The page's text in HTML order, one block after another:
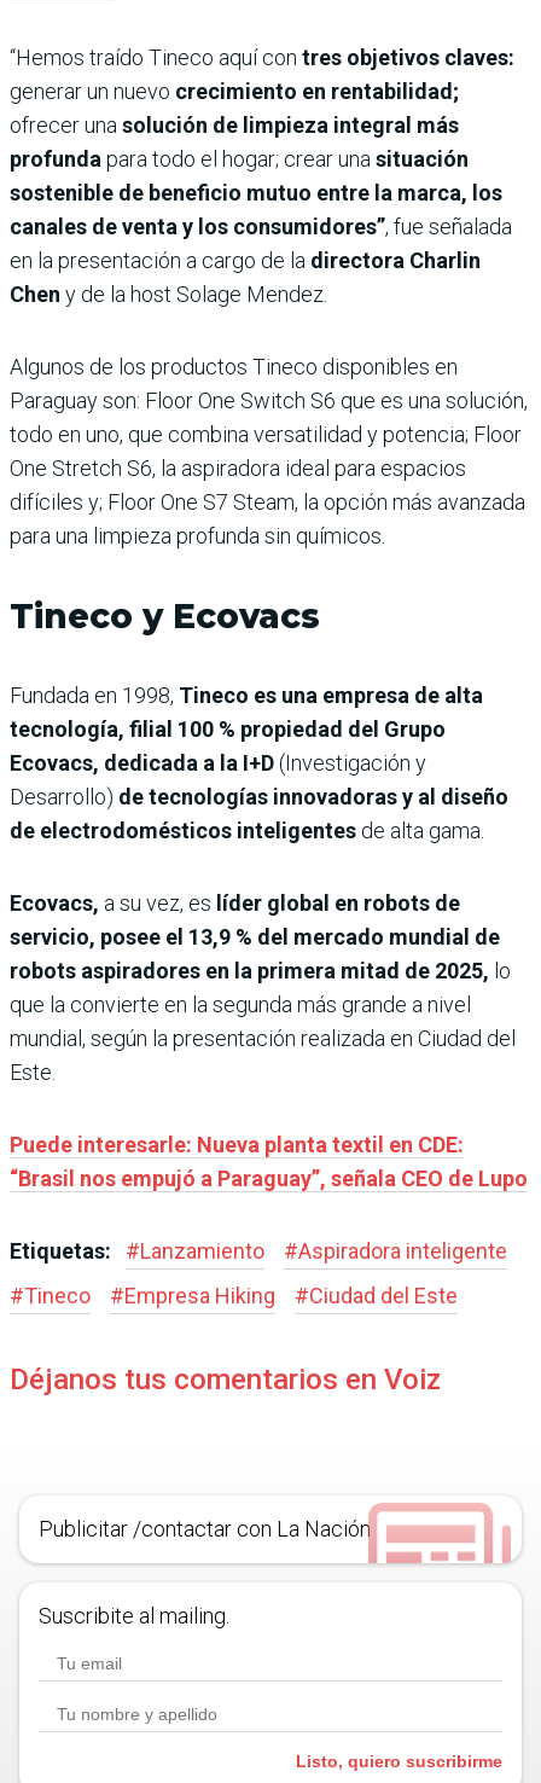
“Hemos traído Tineco aquí con tres objetivos claves:
generar un nuevo crecimiento en rentabilidad;
ofrecer unasolución de limpieza integral más
profundapara todo el hogar; crear unasituación
sostenible de beneficio mutuo entre la marca, los
canales de venta y los consumidores”, fue señalada
en la presentación a cargo de la directora Charlin
Chen y de la host Solage Mendez.
Algunos de los productos Tineco disponibles en
Paraguay son: Floor One Switch S6 que es una solución,
todo en uno, que combina versatilidad y potencia; Floor
One Stretch S6, la aspiradora ideal para espacios
difíciles y; Floor One S7 Steam, la opción más avanzada
para una limpieza profunda sin químicos.
Tineco y Ecovacs
Fundada en 1998, Tineco es una empresa de alta
tecnología, filial 100 % propiedad del Grupo
Ecovacs, dedicada a la I+D(Investigación y
Desarrollo) de tecnologías innovadoras y al diseño
de electrodomésticos inteligentes de alta gama.
Ecovacs, a su vez, es líder global en robots de
servicio, posee el 13,9 % del mercado mundial de
robots aspiradores en la primera mitad de 2025, lo
que la convierte en la segunda más grande a nivel
mundial, según la presentación realizada en Ciudad del
Este.
Puede interesarle: Nueva planta textil en CDE:
“Brasil nos empujó a Paraguay”, señala CEO de Lupo
Etiquetas: #Lanzamiento #Aspiradora inteligente
#Tineco #Empresa Hiking #Ciudad del Este
Déjanos tus comentarios en Voiz
Publicitar /contactar con La Nación
Suscribite al mailing.
Listo, quiero suscribirme